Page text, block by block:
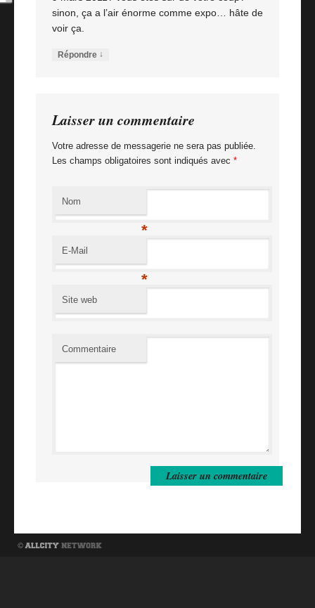
sinon, ça a l’air énorme comme expo… hâte de
voir ça.
Répondre ↓
Laisser un commentaire
Votre adresse de messagerie ne sera pas publiée.
Les champs obligatoires sont indiqués avec *
Nom
*
E-Mail
*
Site web
Commentaire